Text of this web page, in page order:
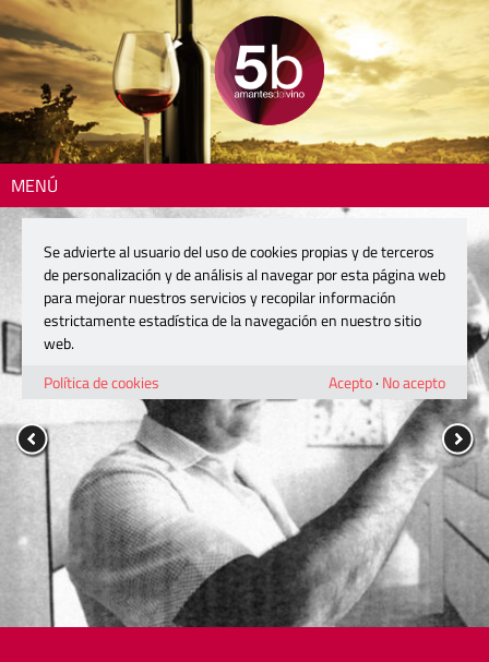
MENÚ
Se advierte al usuario del uso de cookies propias y de terceros
de personalización y de análisis al navegar por esta página web
para mejorar nuestros servicios y recopilar información
estrictamente estadística de la navegación en nuestro sitio
web.
Política de cookies
Acepto· No acepto